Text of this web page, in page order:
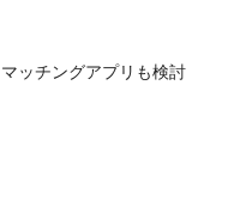
ッチングアプリも検討